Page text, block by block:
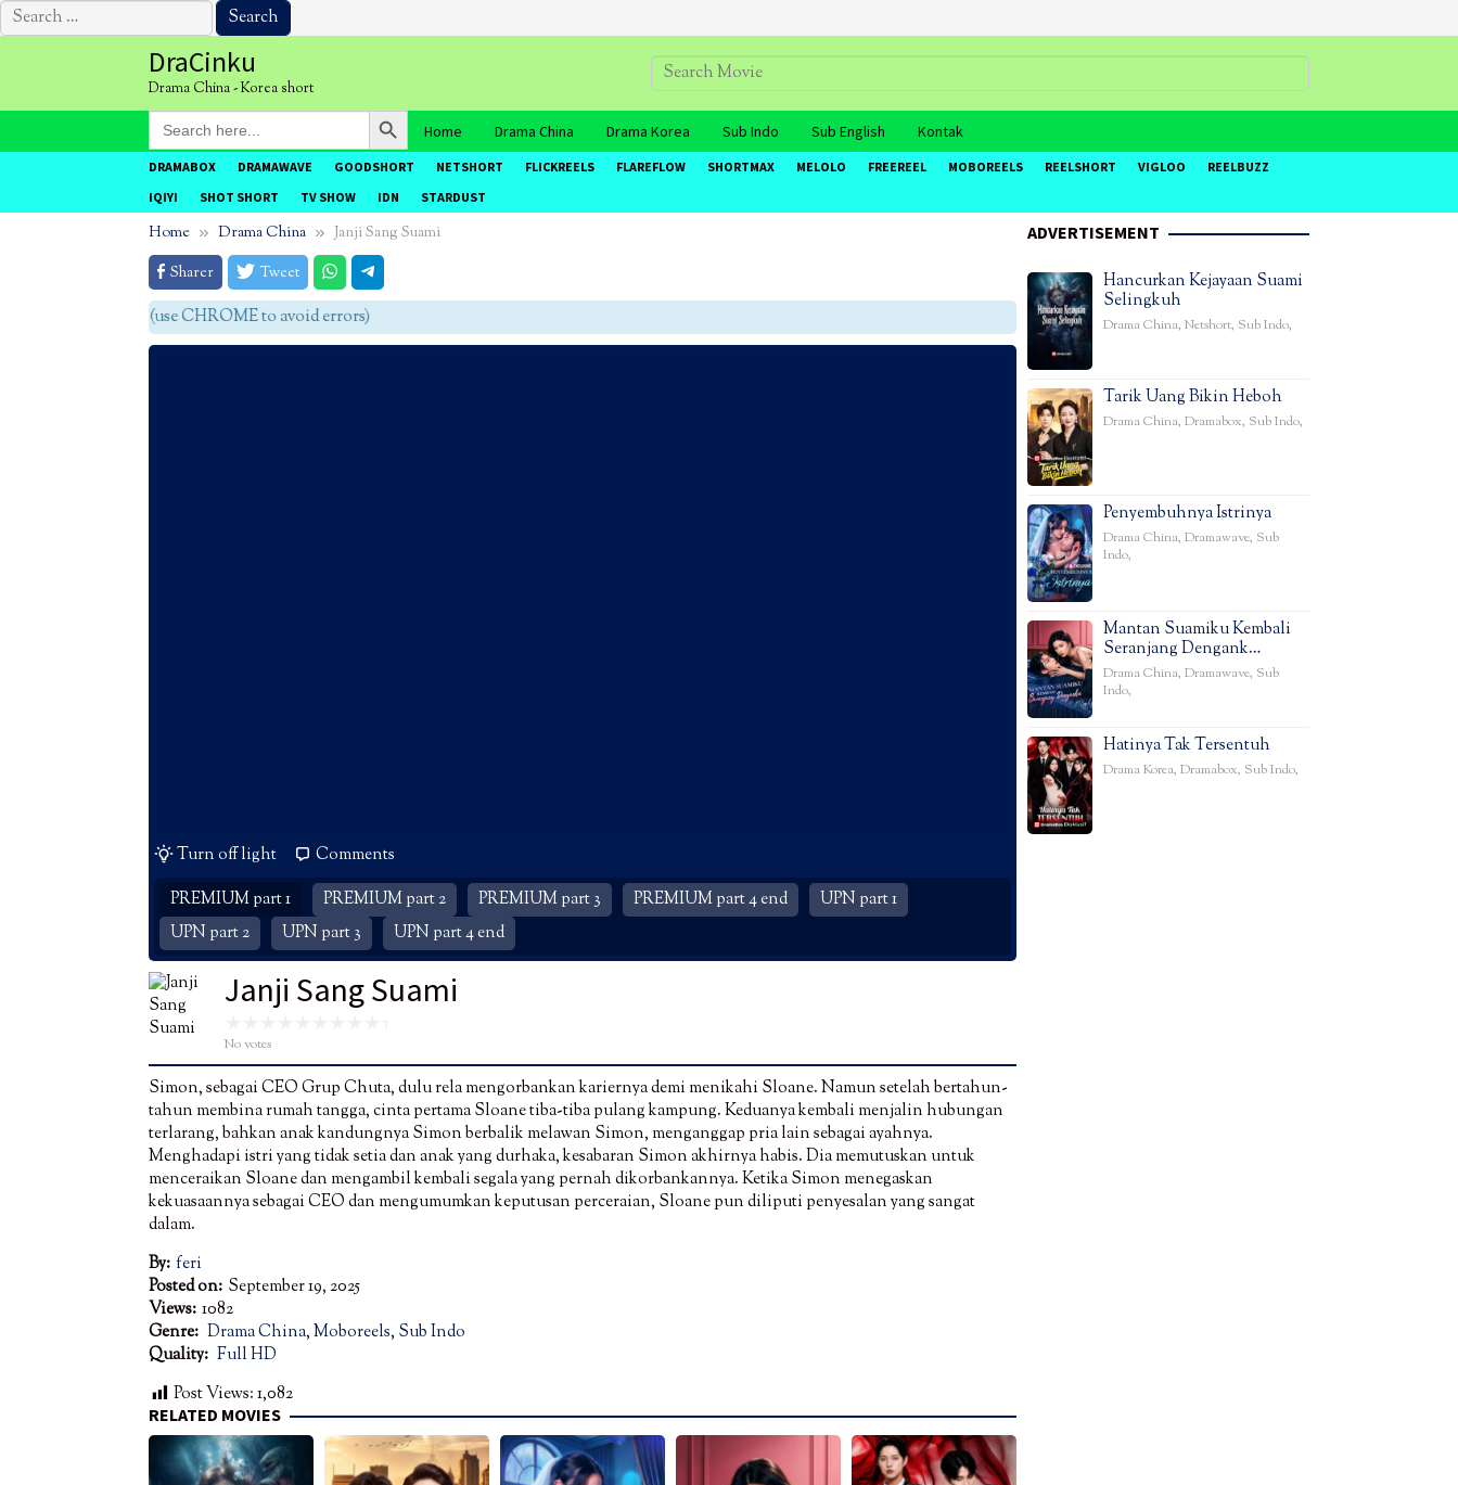
Search
for:
DraCinku
Drama China - Korea short
Search
for:
Search Button
Home Drama China Drama Korea Sub Indo Sub English Kontak
DRAMABOX DRAMAWAVE GOODSHORT NETSHORT FLICKREELS FLAREFLOW SHORTMAX MELOLO FREEREEL MOBOREELS REELSHORT VIGLOO
REELBUZZ
IQIYI
SHOT SHORT TV SHOW IDN STARDUST
Home Drama China
Janji Sang Suami
Sharer
Tweet
agar tidak eror (use CHROME to avoid errors)
Turn off light
Comments
PREMIUM part 1
PREMIUM part 2 PREMIUM part 3 PREMIUM part 4 end
UPN part 1
UPN part 2
UPN part 3 UPN part 4 end
Janji Sang Suami
No votes
Simon, sebagai CEO Grup Chuta, dulu rela mengorbankan kariernya demi menikahi Sloane. Namun setelah bertahun-
tahun membina rumah tangga, cinta pertama Sloane tiba-tiba pulang kampung. Keduanya kembali menjalin hubungan
terlarang, bahkan anak kandungnya Simon berbalik melawan Simon, menganggap pria lain sebagai ayahnya.
Menghadapi istri yang tidak setia dan anak yang durhaka, kesabaran Simon akhirnya habis. Dia memutuskan untuk
menceraikan Sloane dan mengambil kembali segala yang pernah dikorbankannya. Ketika Simon menegaskan
kekuasaannya sebagai CEO dan mengumumkan keputusan perceraian, Sloane pun diliputi penyesalan yang sangat
dalam.
By: feri
Posted on: September 19, 2025
Views: 1082
Genre: Drama China,Moboreels, Sub Indo
Quality: Full HD
Post Views:1,082
RELATED MOVIES
ADVERTISEMENT
Hancurkan Kejayaan Suami
Selingkuh
Drama China, Netshort, Sub Indo,
Tarik Uang Bikin Heboh
Drama China, Dramabox, Sub Indo,
Penyembuhnya Istrinya
Drama China, Dramawave, Sub
Indo,
Mantan Suamiku Kembali
Seranjang Dengank…
Drama China, Dramawave, Sub
Indo,
Hatinya Tak Tersentuh
Drama Korea, Dramabox, Sub Indo,